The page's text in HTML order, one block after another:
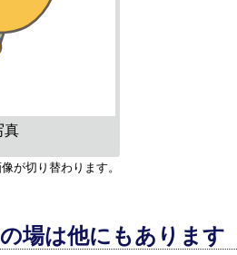
真
が切り替わります。
場は他にもあります